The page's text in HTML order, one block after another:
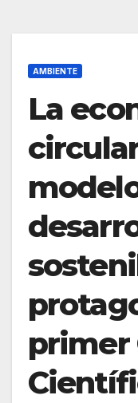
AMBIENTE
La
primer